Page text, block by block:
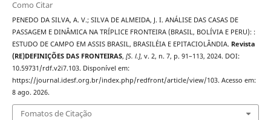
Como Citar
PENEDO DA SILVA, A. V.; SILVA DE ALMEIDA, J. I. ANÁLISE DAS CASAS DE
PASSAGEM E DINÂMICA NA TRÍPLICE FRONTEIRA (BRASIL, BOLÍVIA E PERU): :
ESTUDO DE CAMPO EM ASSIS BRASIL, BRASILÉIA E EPITACIOLÂNDIA. Revista
(RE)DEFINIÇÕES DAS FRONTEIRAS, [S. l.], v. 2, n. 7, p. 91–113, 2024. DOI:
10.59731/rdf.v2i7.103. Disponível em:
https://journal.idesf.org.br/index.php/redfront/article/view/103. Acesso em:
8 ago. 2026.
Fomatos de Citação